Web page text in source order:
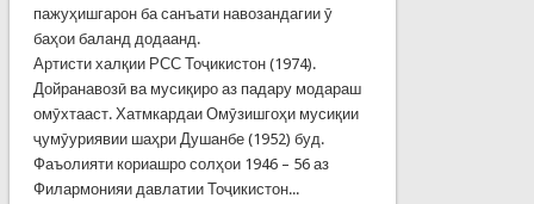
пажуҳишгарон ба санъати навозандагии ӯ
баҳои баланд додаанд.
Артисти халқии РСС Тоҷикистон (1974).
Дойранавозӣ ва мусиқиро аз падару модараш
омӯхтааст. Хатмкардаи Омӯзишгоҳи мусиқии
ҷумӯуриявии шаҳри Душанбе (1952) буд.
Фаъолияти кориашро солҳои 1946 – 56 аз
Филармонияи давлатии Тоҷикистон...